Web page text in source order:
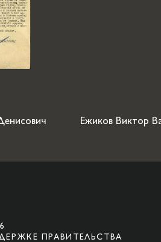
Ежиков Виктор
ПРАВИТЕЛЬСТВА